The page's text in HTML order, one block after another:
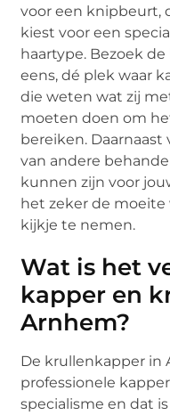
voor een knipbeurt,
kiest voor een
haartype. Bezoek
eens, dé plek waar
die weten wat zij
moeten doen om
bereiken. Daarnaast
van andere
kunnen zijn voor
het zeker de moeite
kijkje te nemen.
Wat is het
kapper en
Arnhem?
De krullenkapper in
professionele
specialisme en dat